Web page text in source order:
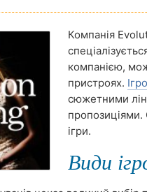
Компанія
компанією,
пристроях.
сюжетними
пропозиціями.
ігри.
Види